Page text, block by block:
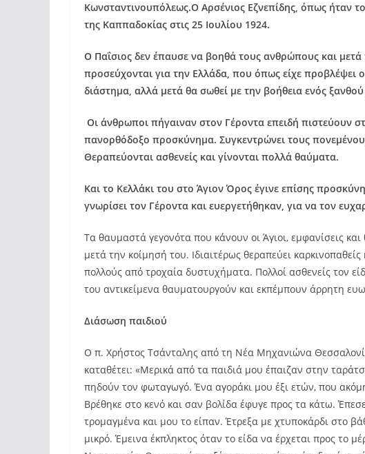
Κωνσταντινουπόλεως.Ο Αρσένιος Εζνεπίδης, όπως ήταν
της Καππαδοκίας στις 25 Ιουλίου 1924.
Ο Παΐσιος δεν έπαυσε να βοηθά τους ανθρώπους και
προσεύχονται για την Ελλάδα, που όπως είχε προβλέψει
διάστημα, αλλά μετά θα σωθεί με την βοήθεια ενός
Οι άνθρωποι πήγαιναν στον Γέροντα επειδή πιστεύουν
πανορθόδοξο προσκύνημα. Συγκεντρώνει τους
Θεραπεύονται ασθενείς και γίνονται πολλά θαύματα.
Και το Κελλάκι του στο Άγιον Όρος έγινε επίσης
γνωρίσει τον Γέροντα και ευεργετήθηκαν, για να τον
Τα θαυμαστά γεγονότα που κάνουν οι Άγιοι, εμφανίσεις
μετά την κοίμησή του. Ιδιαιτέρως θεραπεύει
πολλούς από τροχαία δυστυχήματα. Πολλοί ασθενείς τον
του αντικείμενα θαυματουργούν και εκπέμπουν άρρητη
Διάσωση παιδιού
Ο π. Χρήστος Τσάνταλης από τη Νέα Μηχανιώνα
καταθέτει: «Μερικά από τα παιδιά μου έπαιζαν στην
πηδούν τον φωταγωγό. Ένα αγοράκι μου έξι ετών, που
Βρέθηκε στο κενό και σαν βολίδα έφυγε προς τα κάτω.
τρομαγμένα και μου το είπαν. Έτρεξα με χτυποκάρδι στο
μικρό. Έμεινα έκπληκτος όταν το είδα να έρχεται προς το